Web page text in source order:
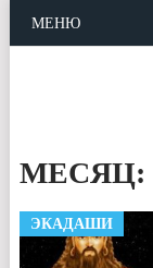
МЕНЮ
МЕСЯЦ:
ЭКАДАШИ